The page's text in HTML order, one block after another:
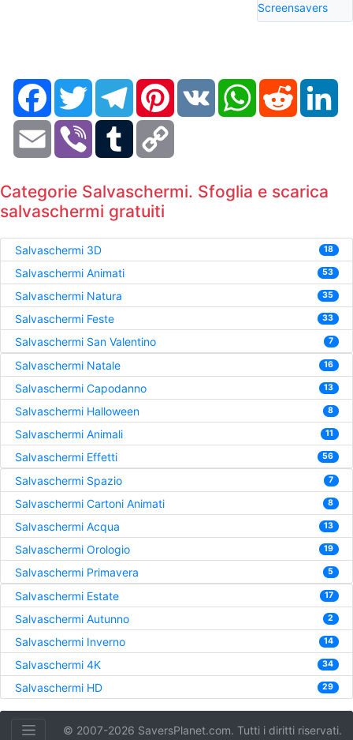
Screensavers
FacebookTwitter TelegramPinterestVK WhatsAppReddit
Email Viber Tumblr
Categorie Salvaschermi. Sfoglia e scarica
salvaschermi gratuiti
Salvaschermi 3D 18
Salvaschermi Animati 53
Salvaschermi Natura 35
Salvaschermi Feste 33
Salvaschermi San Valentino 7
Salvaschermi Natale 16
Salvaschermi Capodanno 13
Salvaschermi Halloween 8
Salvaschermi Animali 11
Salvaschermi Effetti 56
Salvaschermi Spazio 7
Salvaschermi Cartoni Animati 8
Salvaschermi Acqua 13
Salvaschermi Orologio 19
Salvaschermi Primavera 5
Salvaschermi Estate 17
Salvaschermi Autunno 2
Salvaschermi Inverno 14
Salvaschermi 4K 34
Salvaschermi HD 29
© 2007-2026 SaversPlanet.com. Tutti i diritti riservati.